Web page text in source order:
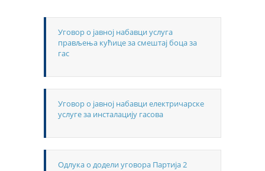
Уговор о јавној набавци услуга
прављења кућице за смештај боца за
гас
Уговор о јавној набавци електричарске
услуге за инсталацију гасова
Одлука о додели уговора Партија 2